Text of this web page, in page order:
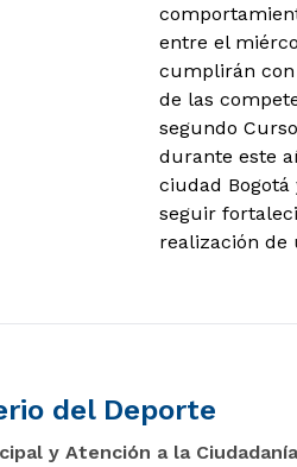
entre el
cumplirán con
de las
segundo
durante este
ciudad
seguir
realización de
del Deporte
y Atención a la Ciudadanía